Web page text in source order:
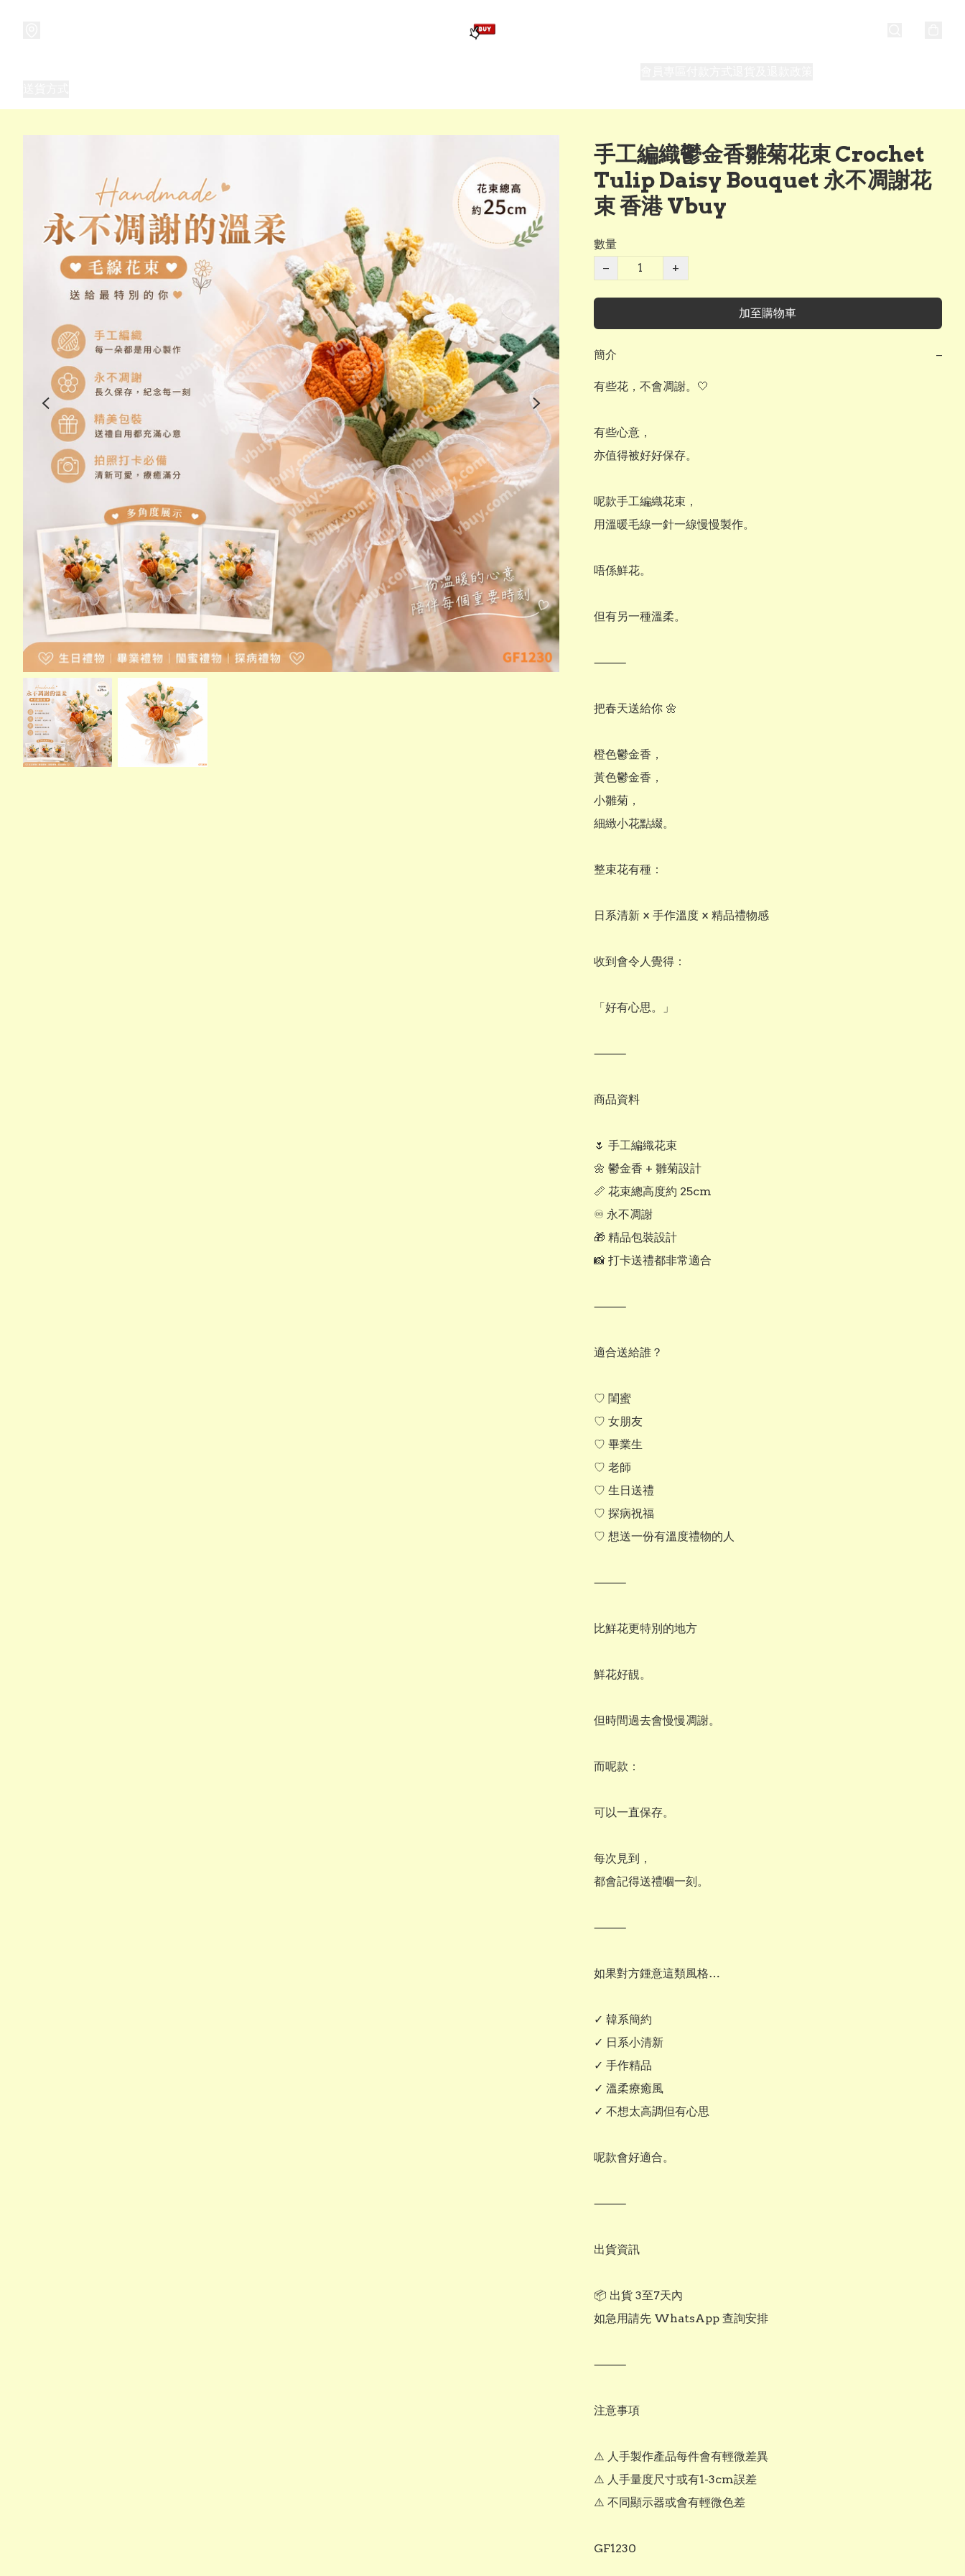
手工編織鬱金香雛菊花束 Crochet
Tulip Daisy Bouquet 永不凋謝花
束 香港 Vbuy
數量
−
+
加至購物車
簡介 −
有些花，不會凋謝。🤍
有些心意，
亦值得被好好保存。
呢款手工編織花束，
用溫暖毛線一針一線慢慢製作。
唔係鮮花。
但有另一種溫柔。
⸻
把春天送給你 🌼
橙色鬱金香，
黃色鬱金香，
小雛菊，
細緻小花點綴。
整束花有種：
日系清新 × 手作溫度 × 精品禮物感
收到會令人覺得：
「好有心思。」
⸻
商品資料
🌷 手工編織花束
🌼 鬱金香 + 雛菊設計
📏 花束總高度約 25cm
♾ 永不凋謝
🎁 精品包裝設計
📸 打卡送禮都非常適合
⸻
適合送給誰？
♡ 閨蜜
♡ 女朋友
♡ 畢業生
♡ 老師
♡ 生日送禮
♡ 探病祝福
♡ 想送一份有溫度禮物的人
⸻
比鮮花更特別的地方
鮮花好靚。
但時間過去會慢慢凋謝。
而呢款：
可以一直保存。
每次見到，
都會記得送禮嗰一刻。
⸻
如果對方鍾意這類風格…
✓ 韓系簡約
✓ 日系小清新
✓ 手作精品
✓ 溫柔療癒風
✓ 不想太高調但有心思
呢款會好適合。
⸻
出貨資訊
📦 出貨 3至7天內
如急用請先 WhatsApp 查詢安排
⸻
注意事項
⚠️ 人手製作產品每件會有輕微差異
⚠️ 人手量度尺寸或有1-3cm誤差
⚠️ 不同顯示器或會有輕微色差
GF1230